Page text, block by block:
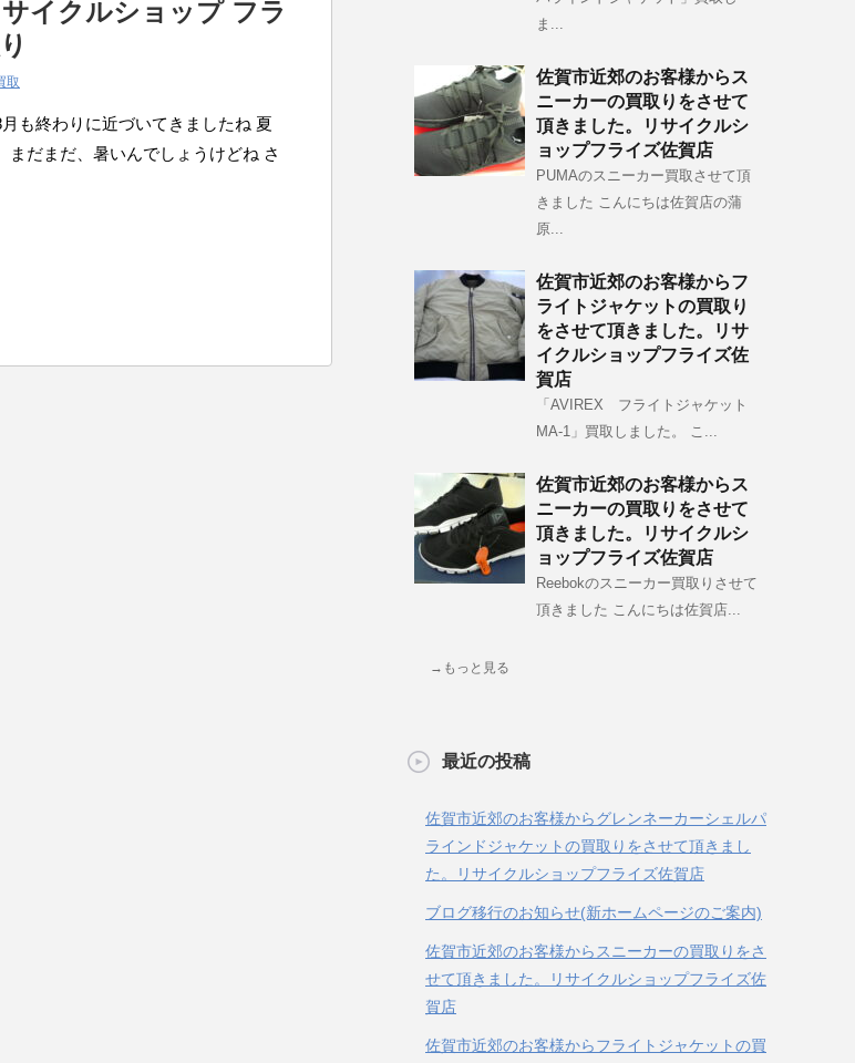
イクルショップ フラ
取
も終わりに近づいてきましたね 夏
だまだ、暑いんでしょうけどね さ
ま...
佐賀市近郊のお客様からス
ニーカーの買取りをさせて
頂きました。リサイクルシ
ョップフライズ佐賀店
PUMAのスニーカー買取させて頂
きました こんにちは佐賀店の蒲
原...
佐賀市近郊のお客様からフ
ライトジャケットの買取り
をさせて頂きました。リサ
イクルショップフライズ佐
賀店
「AVIREX フライトジャケット
MA-1」買取しました。 こ...
佐賀市近郊のお客様からス
ニーカーの買取りをさせて
頂きました。リサイクルシ
ョップフライズ佐賀店
Reebokのスニーカー買取りさせて
頂きました こんにちは佐賀店...
→もっと見る
最近の投稿
佐賀市近郊のお客様からグレンネーカーシェルパ
ラインドジャケットの買取りをさせて頂きまし
た。リサイクルショップフライズ佐賀店
ブログ移行のお知らせ(新ホームページのご案内)
佐賀市近郊のお客様からスニーカーの買取りをさ
せて頂きました。リサイクルショップフライズ佐
賀店
佐賀市近郊のお客様からフライトジャケットの買